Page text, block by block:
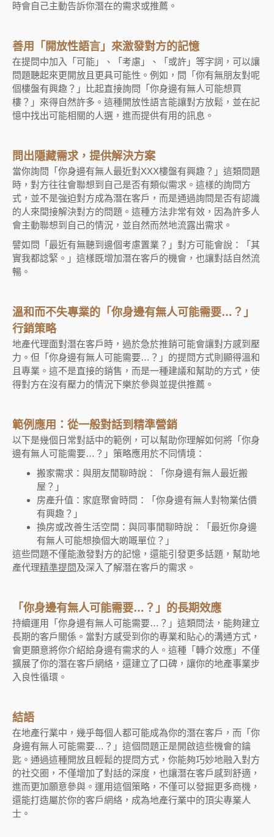
時會自己主動告訴你潛在的需求或推薦。
善用「開放性語言」來激發對方的記憶
在提問中加入「可能」、「考慮」、「或許」等字詞，可以讓
問題聽起來更開放且更具可能性。例如，問「你有無朋友對呢
個樓盤有興趣？」比起直接詢問「你身邊有無人可能想買
樓？」來得自然許多。這種開放性語言能讓對方放鬆，並在記
憶中找出可能相關的人選，進而提供有用的訊息。
問出隱藏需求，提供解決方案
當你詢問「你身邊有無人最近對XXX樓盤有興趣？」這類問題
時，對方往往會聯想到自己是否有類似需求。這樣的詢問方
式，並不是強迫對方成為潛在客戶，而是通過詢問是否有認識
的人來間接解決對方的問題。這種方法非常有效，因為許多人
會主動聯想到自己的情況，並自然而然地流露出需求。
譬如問「最近有無聽到邊個考慮置業？」對方可能會說：「其
實我都諗緊。」這樣既增加潛在客戶的機會，也讓對話自然流
暢。
溫和而不失專業的「你身邊有無人可能需要…？」
行銷策略
地產代理面對潛在客戶時，過於急於推銷可能會讓對方感到壓
力。但「你身邊有無人可能需要…？」的提問方式則顯得溫和
且專業。這不是直接的銷售，而是一種建議和幫助的方式，使
得對方在沒有壓力的情況下樂於參與並提供推薦。
範例應用：從一般對話到精準營銷
以下是幾個日常對話中的範例，可以幫助你理解如何將「你身
邊有無人可能需要…？」策略應用於不同情境：
搬家需求：與朋友閒聊時說：「你身邊有無人最近搬
屋？」
房產升值：家庭聚會時問：「你身邊有無人對物業估價
有興趣？」
換房或改善生活空間：與同事閒聊時說：「最近你身邊
有無人可能想換個大啲嘅單位？」
這些問題不僅能激發對方的記憶，還能引發更多話題，幫助地
產代理精準提問及深入了解潛在客戶的需求。
「你身邊有無人可能需要…？」的長期效應
持續運用「你身邊有無人可能需要…？」這類問法，能夠建立
長期的客戶關係。當對方感受到你的專業和貼心的溝通方式，
會更願意將你介紹給身邊有需求的人。這種「轉介效應」不僅
擴展了你的潛在客戶網絡，還建立了口碑，讓你的地產事業步
入良性循環。
結語
在地產行業中，幾乎每個人都可能成為你的潛在客戶，而「你
身邊有無人可能需要…？」這個問題正是開啟這些機會的鑰
匙。通過這種開放且輕鬆的提問方式，你能夠巧妙地融入對方
的社交圈，不僅增加了對話的深度，也讓潛在客戶感到舒適，
進而更加願意參與。運用這個策略，不僅可以發掘更多商機，
還能打造屬於你的客戶網絡，成為地產行業中的頂尖專業人
士。